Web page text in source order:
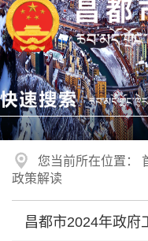
您当前所在位置：
政策解读
昌都市2024年政府